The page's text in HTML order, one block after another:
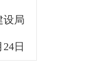
设局
日